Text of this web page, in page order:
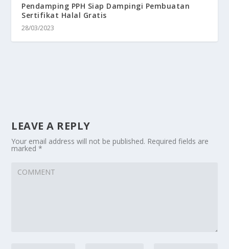
Pendamping PPH Siap Dampingi Pembuatan
Sertifikat Halal Gratis
28/03/2023
LEAVE A REPLY
Your email address will not be published. Required fields are
marked*